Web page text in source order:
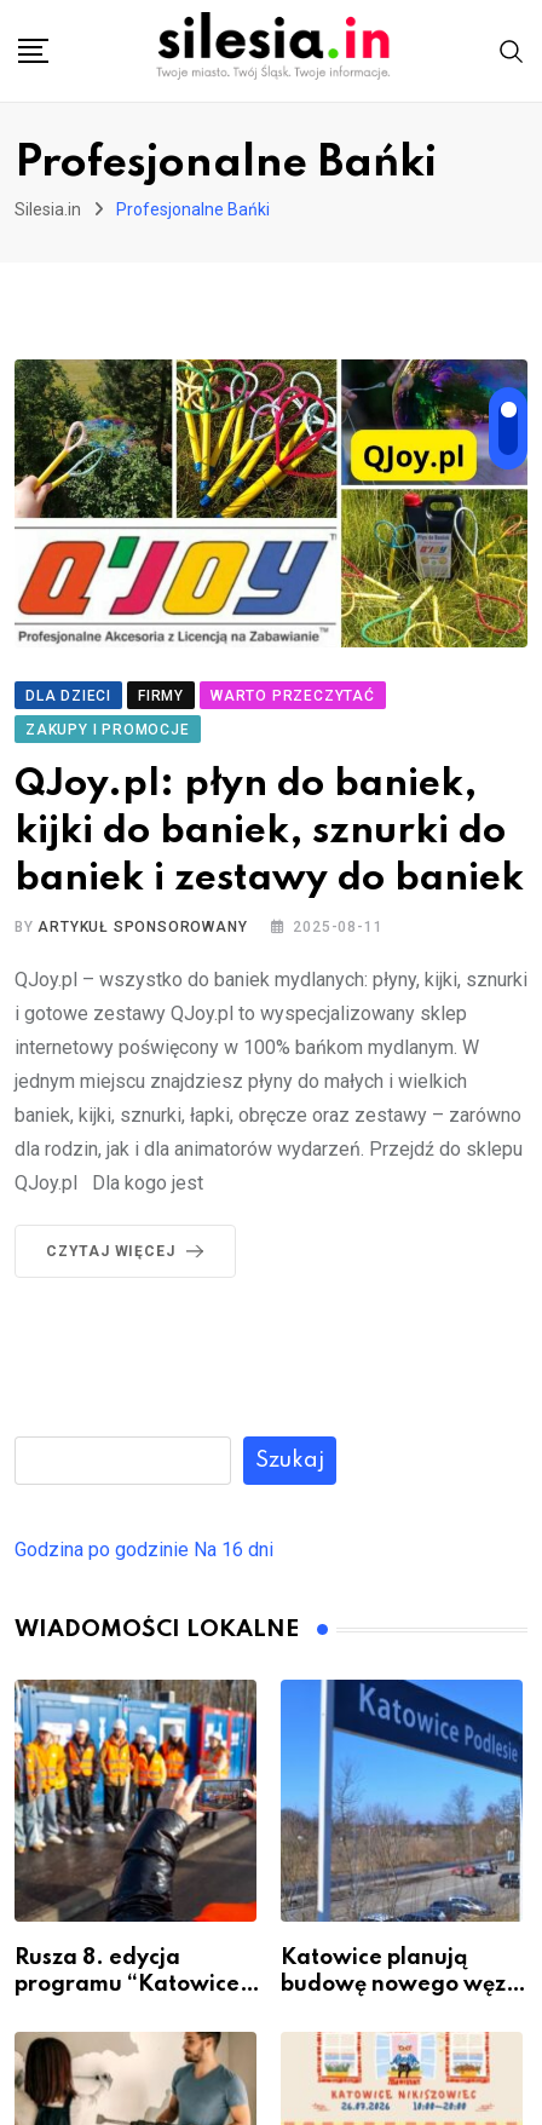
Profesjonalne Bańki
Silesia.in Profesjonalne Bańki
DLA DZIECI FIRMY
WARTO PRZECZYTAĆ
ZAKUPY I PROMOCJE
QJoy.pl: płyn do baniek,
kijki do baniek, sznurki do
baniek i zestawy do baniek
BYARTYKUŁ SPONSOROWANY 2025-08-11
QJoy.pl – wszystko do baniek mydlanych: płyny, kijki, sznurki
i gotowe zestawy QJoy.pl to wyspecjalizowany sklep
internetowy poświęcony w 100% bańkom mydlanym. W
jednym miejscu znajdziesz płyny do małych i wielkich
baniek, kijki, sznurki, łapki, obręcze oraz zestawy – zarówno
dla rodzin, jak i dla animatorów wydarzeń. Przejdź do sklepu
QJoy.pl Dla kogo jest
CZYTAJ WIĘCEJ
Szukaj
Godzina po godzinie Na 16 dni
WIADOMOŚCI LOKALNE
Rusza 8. edycja
programu “Katowice
– nabór dla
przedsiębiorców
Katowice planują
budowę nowego węzła
Podlesiu